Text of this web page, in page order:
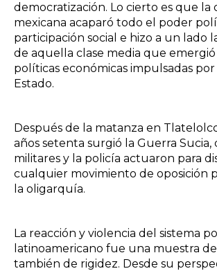
democratización. Lo cierto es que la
mexicana acaparó todo el poder
participación social e hizo a un lado
de aquella clase media que emergió
políticas económicas impulsadas
Estado.
Después de la matanza en
años setenta surgió la Guerra Sucia,
militares y la policía actuaron para
cualquier movimiento de oposición
la oligarquía.
La reacción y violencia del sistema
latinoamericano fue una muestra
también de rigidez. Desde su